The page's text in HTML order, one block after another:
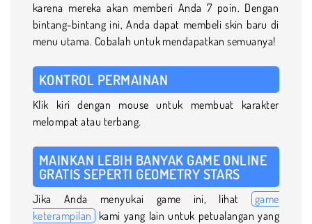
karena mereka akan memberi Anda 7 poin. Dengan
bintang-bintang ini, Anda dapat membeli skin baru di
menu utama. Cobalah untuk mendapatkan semuanya!
KONTROL PERMAINAN
Klik kiri dengan mouse untuk membuat karakter
melompat atau terbang.
MAINKAN LEBIH BANYAK GAME ONLINE
GRATIS SEPERTI GEOMETRY STARS
Jika Anda menyukai game ini, lihat
game
keterampilan kami yang lain untuk petualangan yang